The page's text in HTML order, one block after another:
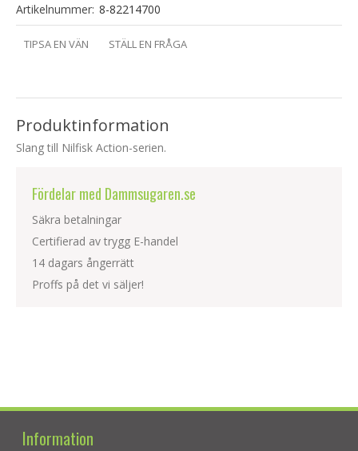
Artikelnummer: 8-82214700
TIPSA EN VÄN STÄLL EN FRÅGA
Produktinformation
Slang till Nilfisk Action-serien.
Fördelar med Dammsugaren.se
Säkra betalningar
Certifierad av trygg E-handel
14 dagars ångerrätt
Proffs på det vi säljer!
Information